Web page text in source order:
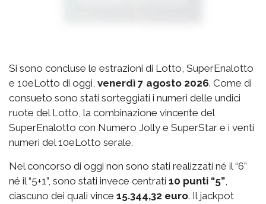
Si sono concluse le estrazioni di Lotto, SuperEnalotto
e 10eLotto di oggi, venerdì 7 agosto 2026. Come di
consueto sono stati sorteggiati i numeri delle undici
ruote del Lotto, la combinazione vincente del
SuperEnalotto con Numero Jolly e SuperStar e i venti
numeri del 10eLotto serale.
Nel concorso di oggi non sono stati realizzati né il “6”
né il “5+1”, sono stati invece centrati 10 punti “5”,
ciascuno dei quali vince 15.344,32 euro. Il jackpot